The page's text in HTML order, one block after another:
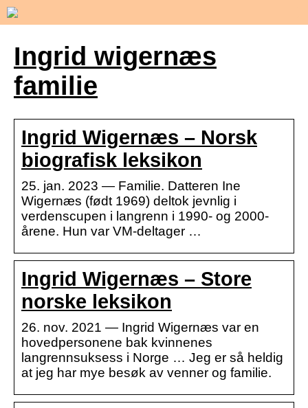
Ingrid wigernæs
familie
Ingrid Wigernæs – Norsk
biografisk leksikon
25. jan. 2023 — Familie. Datteren Ine
Wigernæs (født 1969) deltok jevnlig i
verdenscupen i langrenn i 1990- og 2000-
årene. Hun var VM-deltager …
Ingrid Wigernæs – Store
norske leksikon
26. nov. 2021 — Ingrid Wigernæs var en
hovedpersonene bak kvinnenes
langrennsuksess i Norge … Jeg er så heldig
at jeg har mye besøk av venner og familie.